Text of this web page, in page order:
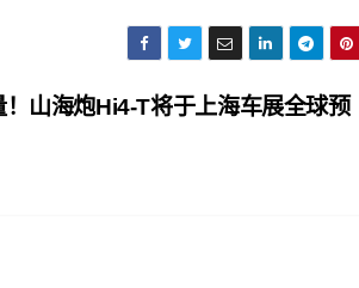
山海炮Hi4-T将于上海车展全球预